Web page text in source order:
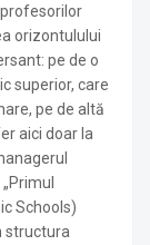
orizontulului
pe de o
superior, care
pe de altă
aici doar la
Schools)
structura